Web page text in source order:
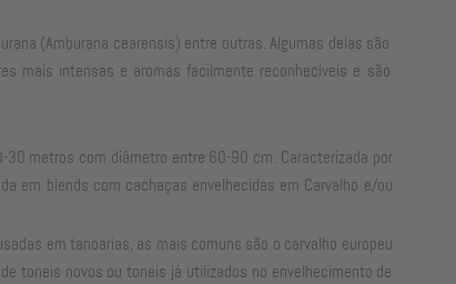
(Amburana cearensis) entre outras. Algumas delas são
mais intensas e aromas facilmente reconhecíveis e são
30 metros com diâmetro entre 60-90 cm. Caracterizada por
em blends com cachaças envelhecidas em Carvalho e/ou
em tanoarias, as mais comuns são o carvalho europeu
toneis novos ou toneis já utilizados no envelhecimento de